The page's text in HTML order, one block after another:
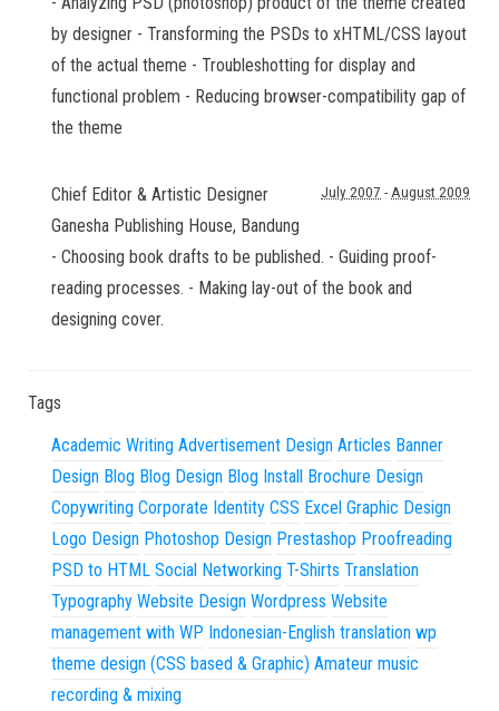
by designer - Transforming the PSDs to xHTML/CSS layout
of the actual theme - Troubleshotting for display and
functional problem - Reducing browser-compatibility gap of
the theme
Chief Editor & Artistic Designer
Ganesha Publishing House, Bandung
July 2007 - August 2009
- Choosing book drafts to be published. - Guiding proof-
reading processes. - Making lay-out of the book and
designing cover.
Tags
Academic Writing Advertisement Design Articles Banner
Design Blog Blog Design Blog Install Brochure Design
Copywriting Corporate Identity CSS Excel Graphic Design
Logo Design Photoshop Design Prestashop Proofreading
PSD to HTML Social Networking T-Shirts Translation
Typography Website Design Wordpress Website
management with WP Indonesian-English translation wp
theme design (CSS based & Graphic) Amateur music
recording & mixing